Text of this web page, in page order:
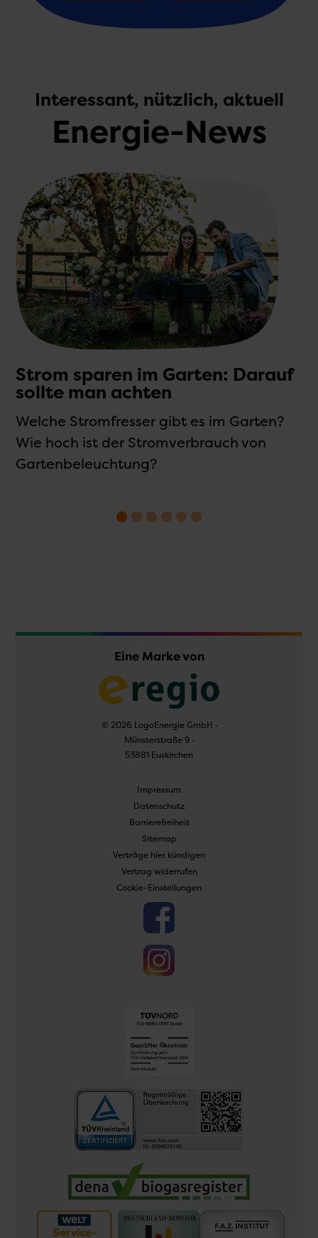
Interessant, nützlich, aktuell
Energie-News
Strom sparen im Garten: Darauf
sollte man achten
Welche Stromfresser gibt es im Garten?
Wie hoch ist der Stromverbrauch von
Gartenbeleuchtung?
Eine Marke von
© 2026 LogoEnergie GmbH ·
Münsterstraße 9 ·
53881 Euskirchen
Navigation
Impressum
Datenschutz
Barrierefreiheit
Sitemap
Verträge hier kündigen
Vertrag widerrufen
Cookie-Einstellungen